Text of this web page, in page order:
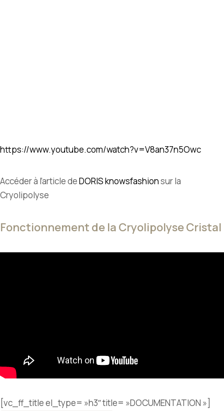
https://www.youtube.com/watch?v=V8an37n5Owc
Accéder à l’article deDORIS knowsfashionsur la
Cryolipolyse
Fonctionnement de la Cryolipolyse Cristal
[vc_ff_title el_type= »h3″ title= »DOCUMENTATION »]